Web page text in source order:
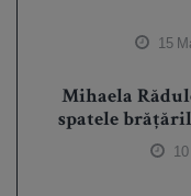
15
Mihaela
spatele